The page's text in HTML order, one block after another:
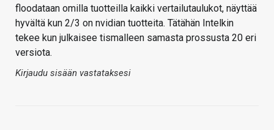
floodataan omilla tuotteilla kaikki vertailutaulukot, näyttää
hyvältä kun 2/3 on nvidian tuotteita. Tätähän Intelkin
tekee kun julkaisee tismalleen samasta prossusta 20 eri
versiota.
Kirjaudu sisään vastataksesi